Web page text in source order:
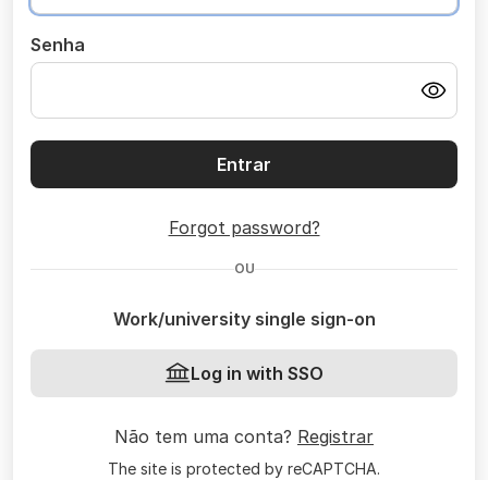
Senha
Entrar
Forgot password?
OU
Work/university single sign-on
Log in with SSO
Não tem uma conta? Registrar
The site is protected by reCAPTCHA.